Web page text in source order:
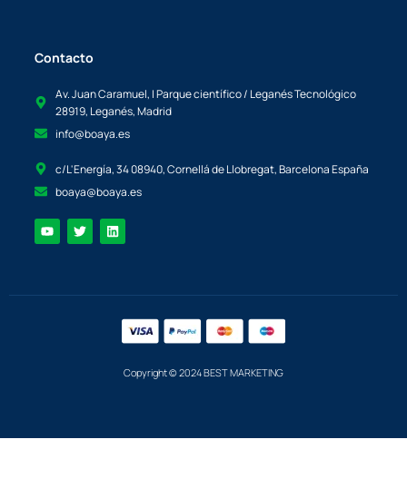
Contacto
Av. Juan Caramuel, I Parque científico / Leganés Tecnológico
28919, Leganés, Madrid
info@boaya.es
c/L'Energía, 34 08940, Cornellá de Llobregat, Barcelona España
boaya@boaya.es
Copyright © 2024 BEST MARKETING